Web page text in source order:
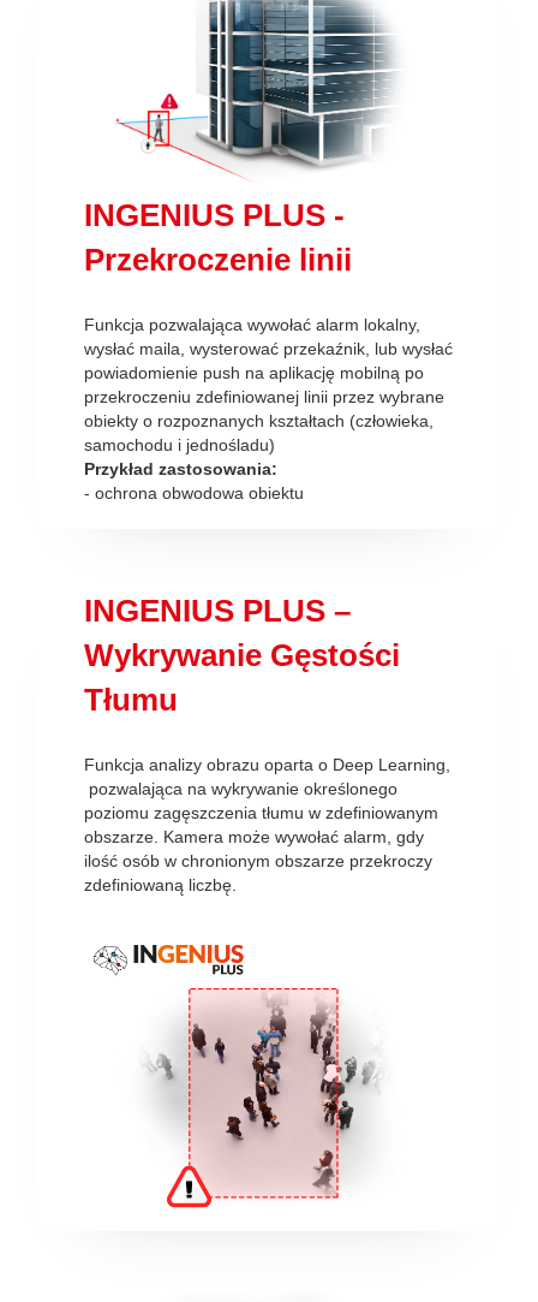
INGENIUS PLUS -
Przekroczenie linii
Funkcja pozwalająca wywołać alarm lokalny,
wysłać maila, wysterować przekaźnik, lub wysłać
powiadomienie push na aplikację mobilną po
przekroczeniu zdefiniowanej linii przez wybrane
obiekty o rozpoznanych kształtach (człowieka,
samochodu i jednośladu)
Przykład zastosowania:
- ochrona obwodowa obiektu
INGENIUS PLUS –
Wykrywanie Gęstości
Tłumu
Funkcja analizy obrazu oparta o Deep Learning,
pozwalająca na wykrywanie określonego
poziomu zagęszczenia tłumu w zdefiniowanym
obszarze. Kamera może wywołać alarm, gdy
ilość osób w chronionym obszarze przekroczy
zdefiniowaną liczbę.